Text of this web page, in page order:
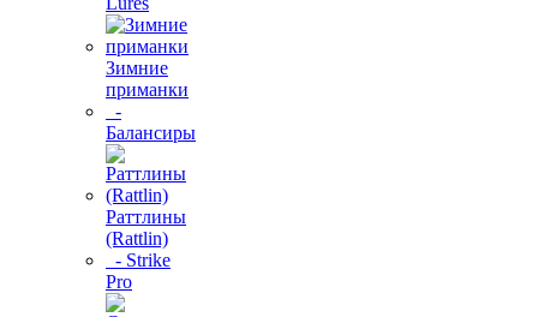
Зимние
приманки
-
Балансиры
Раттлины
(Rattlin)
- Strike
Pro